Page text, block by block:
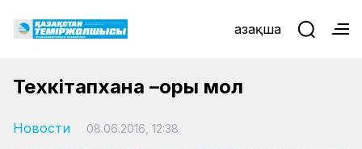
Қазақша
Техкітапхана –қоры мол
Новости 08.06.2016, 12:38